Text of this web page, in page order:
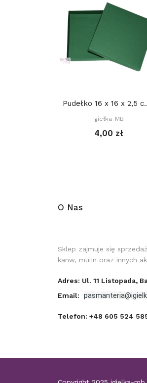
Pudełko
Igiełka-MB
4,00 zł
O Nas
Sklep zajmuje się
kanw, mulin oraz innych
Adres: Ul. 11 Listopada,
Email:
Telefon: +48 605 524